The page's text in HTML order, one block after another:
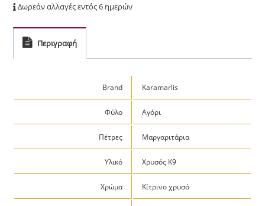
Δωρεάν αλλαγές εντός 6 ημερών
Περιγραφή
Brand Karamarlis
Φύλο Αγόρι
Πέτρες Μαργαριτάρια
Υλικό Χρυσός Κ9
Χρώμα Κίτρινο χρυσό